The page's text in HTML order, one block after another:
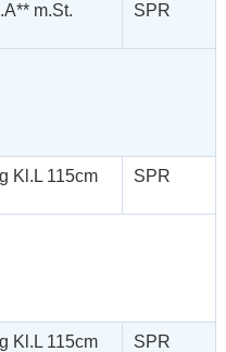
m.St.
SPR
Kl.L 115cm SPR
Kl.L 115cm SPR